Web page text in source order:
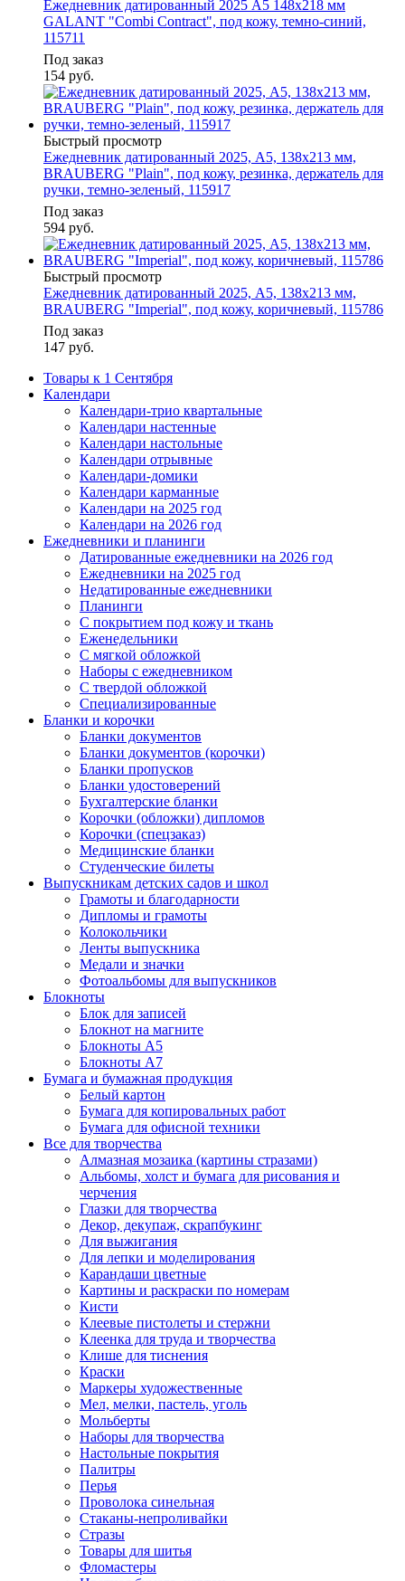
Ежедневник датированный 2025 А5 148х218 мм
GALANT "Combi Contract", под кожу, темно-синий,
115711
Под заказ
154 руб.
Быстрый просмотр
Ежедневник датированный 2025, А5, 138х213 мм,
BRAUBERG "Plain", под кожу, резинка, держатель для
ручки, темно-зеленый, 115917
Под заказ
594 руб.
Быстрый просмотр
Ежедневник датированный 2025, А5, 138x213 мм,
BRAUBERG "Imperial", под кожу, коричневый, 115786
Под заказ
147 руб.
Товары к 1 Сентября
Календари
Календари-трио квартальные
Календари настенные
Календари настольные
Календари отрывные
Календари-домики
Календари карманные
Календари на 2025 год
Календари на 2026 год
Ежедневники и планинги
Датированные ежедневники на 2026 год
Ежедневники на 2025 год
Недатированные ежедневники
Планинги
С покрытием под кожу и ткань
Еженедельники
С мягкой обложкой
Наборы с ежедневником
С твердой обложкой
Специализированные
Бланки и корочки
Бланки документов
Бланки документов (корочки)
Бланки пропусков
Бланки удостоверений
Бухгалтерские бланки
Корочки (обложки) дипломов
Корочки (спецзаказ)
Медицинские бланки
Студенческие билеты
Выпускникам детских садов и школ
Грамоты и благодарности
Дипломы и грамоты
Колокольчики
Ленты выпускника
Медали и значки
Фотоальбомы для выпускников
Блокноты
Блок для записей
Блокнот на магните
Блокноты А5
Блокноты А7
Бумага и бумажная продукция
Белый картон
Бумага для копировальных работ
Бумага для офисной техники
Все для творчества
Алмазная мозаика (картины стразами)
Альбомы, холст и бумага для рисования и
черчения
Глазки для творчества
Декор, декупаж, скрапбукинг
Для выжигания
Для лепки и моделирования
Карандаши цветные
Картины и раскраски по номерам
Кисти
Клеевые пистолеты и стержни
Клеенка для труда и творчества
Клише для тиснения
Краски
Маркеры художественные
Мел, мелки, пастель, уголь
Мольберты
Наборы для творчества
Настольные покрытия
Палитры
Перья
Проволока синельная
Стаканы-непроливайки
Стразы
Товары для шитья
Фломастеры